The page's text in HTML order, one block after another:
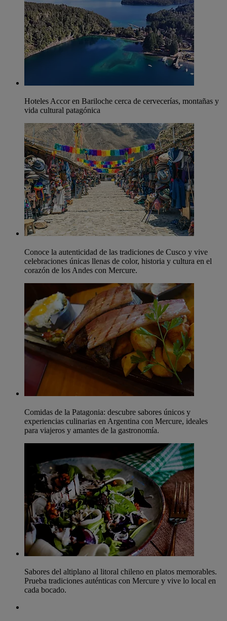
Hoteles Accor en Bariloche cerca de cervecerías, montañas y
vida cultural patagónica
Conoce la autenticidad de las tradiciones de Cusco y vive
celebraciones únicas llenas de color, historia y cultura en el
corazón de los Andes con Mercure.
Comidas de la Patagonia: descubre sabores únicos y
experiencias culinarias en Argentina con Mercure, ideales
para viajeros y amantes de la gastronomía.
Sabores del altiplano al litoral chileno en platos memorables.
Prueba tradiciones auténticas con Mercure y vive lo local en
cada bocado.